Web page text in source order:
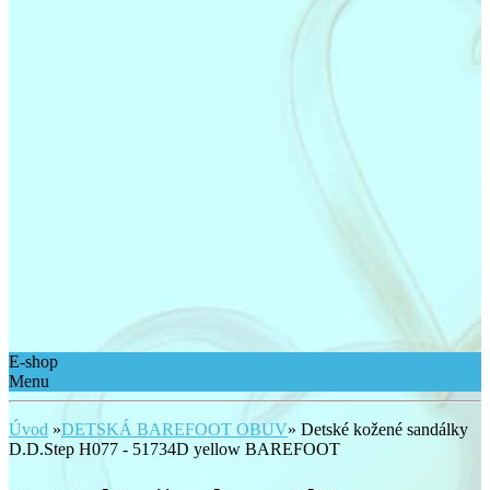
E-shop
Menu
Úvod »DETSKÁ BAREFOOT OBUV» Detské kožené sandálky
D.D.Step H077 - 51734D yellow BAREFOOT